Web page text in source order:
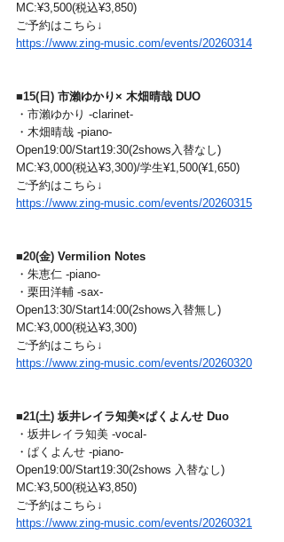
MC:¥3,500(税込¥3,850)
ご予約はこちら↓
https://www.zing-music.com/events/20260314
■15(日) 市瀨ゆかり× 木畑晴哉 DUO
・市瀨ゆかり -clarinet-
・木畑晴哉 -piano-
Open19:00/Start19:30(2shows入替なし)
MC:¥3,000(税込¥3,300)/学生¥1,500(¥1,650)
ご予約はこちら↓
https://www.zing-music.com/events/20260315
■20(金) Vermilion Notes
・朱恵仁 -piano-
・栗田洋輔 -sax-
Open13:30/Start14:00(2shows入替無し)
MC:¥3,000(税込¥3,300)
ご予約はこちら↓
https://www.zing-music.com/events/20260320
■21(土) 坂井レイラ知美×ぱくよんせ Duo
・坂井レイラ知美 -vocal-
・ぱくよんせ -piano-
Open19:00/Start19:30(2shows 入替なし)
MC:¥3,500(税込¥3,850)
ご予約はこちら↓
https://www.zing-music.com/events/20260321